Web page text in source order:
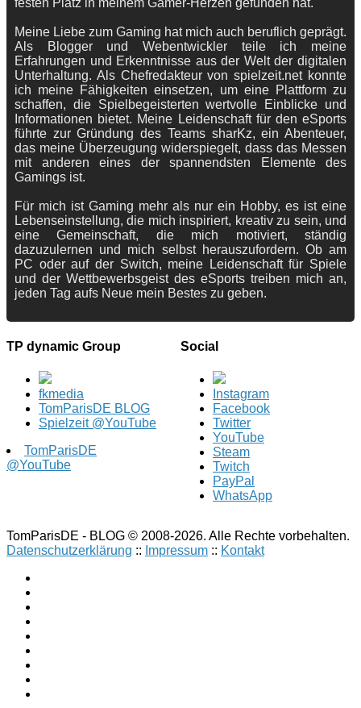
festen Platz in meinem Gamer-Herzen gefunden hat.
Meine Liebe zum Gaming hat mich auch beruflich geprägt.
Als Blogger und Webentwickler teile ich meine
Erfahrungen und Erkenntnisse aus der Welt der digitalen
Unterhaltung. Als Chefredakteur von spielzeit.net konnte
ich meine Fähigkeiten einsetzen, um eine Plattform zu
schaffen, die Spielbegeisterten wertvolle Einblicke und
Informationen bietet. Meine Leidenschaft für den eSports
führte zur Gründung des Teams sharKz, ein Abenteuer,
das meine Überzeugung widerspiegelt, dass das Messen
mit anderen eines der spannendsten Elemente des
Gamings ist.
Für mich ist Gaming mehr als nur ein Hobby, es ist eine
Lebenseinstellung, die mich inspiriert, kreativ zu sein, und
eine Gemeinschaft, die mich motiviert, ständig
dazuzulernen und mich selbst herauszufordern. Ob am
PC oder auf der Switch, meine Leidenschaft für Spiele
und der Wettbewerbsgeist des eSports treiben mich an,
jeden Tag aufs Neue mein Bestes zu geben.
TP dynamic Group
fkmedia
TomParisDE BLOG
Spielzeit @YouTube
TomParisDE
@YouTube
Social
Instagram
Facebook
Twitter
YouTube
Steam
Twitch
PayPal
WhatsApp
TomParisDE - BLOG © 2008-2026. Alle Rechte vorbehalten.
Datenschutzerklärung :: Impressum :: Kontakt